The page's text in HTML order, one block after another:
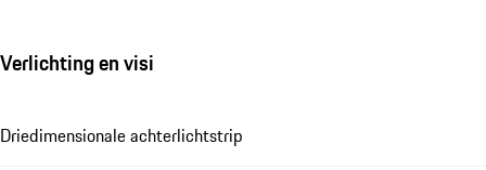
Verlichting en visi
Driedimensionale achterlichtstrip